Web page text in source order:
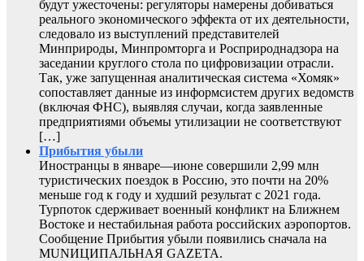
будут ужесточены: регуляторы намерены добиваться
реального экономического эффекта от их деятельности,
следовало из выступлений представителей
Минприроды, Минпромторга и Росприроднадзора на
заседании круглого стола по цифровизации отрасли.
Так, уже запущенная аналитическая система «Хомяк»
сопоставляет данные из информсистем других ведомств
(включая ФНС), выявляя случаи, когда заявленные
предприятиями объемы утилизации не соответствуют
[…]
Прибытия убыли
Иностранцы в январе—июне совершили 2,99 млн
туристических поездок в Россию, это почти на 20%
меньше год к году и худший результат с 2021 года.
Турпоток сдерживает военный конфликт на Ближнем
Востоке и нестабильная работа российских аэропортов.
Сообщение Прибытия убыли появились сначала на
MUNИЦИПАЛЬНАЯ GAZЕТА.